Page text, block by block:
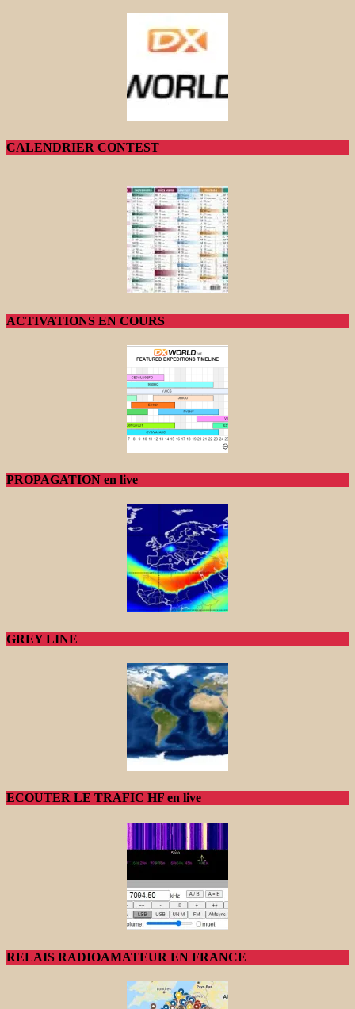
CALENDRIER CONTEST
ACTIVATIONS EN COURS
PROPAGATION en live
GREY LINE
ECOUTER LE TRAFIC HF en live
RELAIS RADIOAMATEUR EN FRANCE